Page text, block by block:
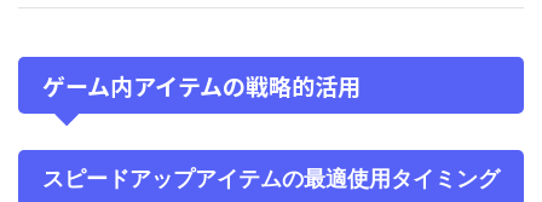
ゲーム内アイテムの戦略的活用
スピードアップアイテムの最適使用タイミング